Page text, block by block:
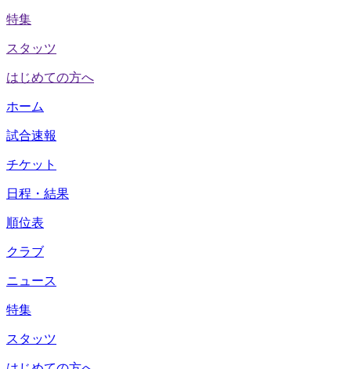
特集
スタッツ
はじめての方へ
ホーム
試合速報
チケット
日程・結果
順位表
クラブ
ニュース
特集
スタッツ